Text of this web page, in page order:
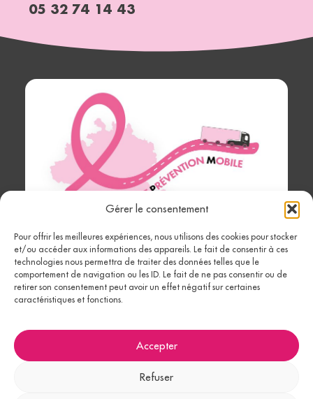
Gérer le consentement
Pour offrir les meilleures expériences, nous utilisons des cookies pour stocker
et/ou accéder aux informations des appareils. Le fait de consentir à ces
technologies nous permettra de traiter des données telles que le
comportement de navigation ou les ID. Le fait de ne pas consentir ou de
retirer son consentement peut avoir un effet négatif sur certaines
caractéristiques et fonctions.
Accepter
Refuser
05 32 74 14 43
Ariège
Prévention
Mobile
© 2026 Tous